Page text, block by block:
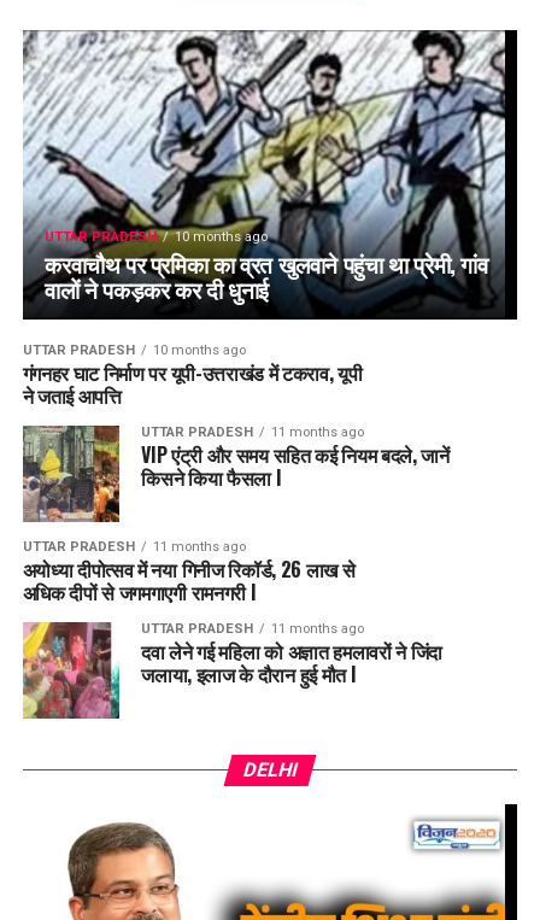
UTTAR PRADESH 10 months ago
करवाचौथ पर प्रमिका का व्रत खुलवाने पहुंचा था प्रेमी, गांव
वालों ने पकड़कर कर दी धुनाई
UTTAR PRADESH 10 months ago
गंगनहर घाट निर्माण पर यूपी-उत्तराखंड में टकराव, यूपी
ने जताई आपत्ति
UTTAR PRADESH 11 months ago
VIP एंट्री और समय सहित कई नियम बदले, जानें
किसने किया फैसला l
UTTAR PRADESH 11 months ago
अयोध्या दीपोत्सव में नया गिनीज रिकॉर्ड, 26 लाख से
अधिक दीपों से जगमगाएगी रामनगरी l
UTTAR PRADESH 11 months ago
दवा लेने गई महिला को अज्ञात हमलावरों ने जिंदा
जलाया, इलाज के दौरान हुई मौत l
DELHI